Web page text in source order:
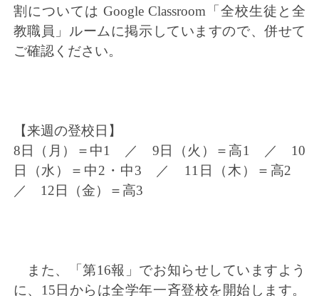
割については Google Classroom「全校生徒と全
教職員」ルームに掲示していますので、併せて
ご確認ください。
【来週の登校日】
8日（月）＝中1 ／ 9日（火）＝高1 ／ 10
日（水）＝中2・中3 ／ 11日（木）＝高2
／ 12日（金）＝高3
また、「第16報」でお知らせしていますよう
に、15日からは全学年一斉登校を開始します。